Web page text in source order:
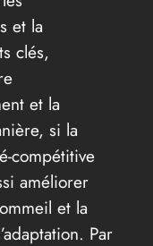
et la
clés,
et la
si la
compétitive
améliorer
et la
Par